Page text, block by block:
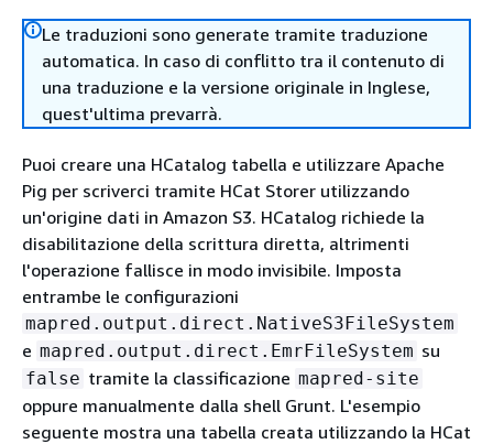
Le traduzioni sono generate tramite traduzione
automatica. In caso di conflitto tra il contenuto di
una traduzione e la versione originale in Inglese,
quest'ultima prevarrà.
Puoi creare una HCatalog tabella e utilizzare Apache
Pig per scriverci tramite HCat Storer utilizzando
un'origine dati in Amazon S3. HCatalog richiede la
disabilitazione della scrittura diretta, altrimenti
l'operazione fallisce in modo invisibile. Imposta
entrambe le configurazioni
mapred.output.direct.NativeS3FileSystem
e mapred.output.direct.EmrFileSystem su
false tramite la classificazione mapred-site
oppure manualmente dalla shell Grunt. L'esempio
seguente mostra una tabella creata utilizzando la HCat